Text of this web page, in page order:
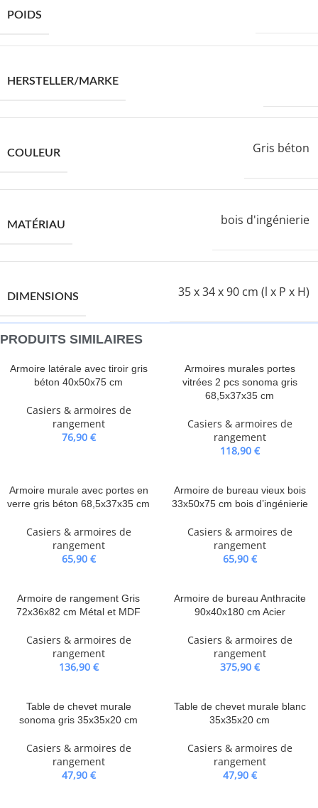
POIDS
HERSTELLER/MARKE
COULEUR Gris béton
MATÉRIAU bois d'ingénierie
DIMENSIONS 35 x 34 x 90 cm (l x P x H)
PRODUITS SIMILAIRES
Armoire latérale avec tiroir gris
béton 40x50x75 cm
Casiers & armoires de
rangement
76,90 €
Armoires murales portes
vitrées 2 pcs sonoma gris
68,5x37x35 cm
Casiers & armoires de
rangement
118,90 €
Armoire murale avec portes en
verre gris béton 68,5x37x35 cm
Casiers & armoires de
rangement
65,90 €
Armoire de bureau vieux bois
33x50x75 cm bois d’ingénierie
Casiers & armoires de
rangement
65,90 €
Armoire de rangement Gris
72x36x82 cm Métal et MDF
Casiers & armoires de
rangement
136,90 €
Armoire de bureau Anthracite
90x40x180 cm Acier
Casiers & armoires de
rangement
375,90 €
Table de chevet murale
sonoma gris 35x35x20 cm
Casiers & armoires de
rangement
47,90 €
Table de chevet murale blanc
35x35x20 cm
Casiers & armoires de
rangement
47,90 €